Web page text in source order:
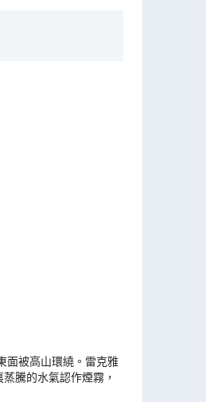
面被高山環繞。雷克雅
騰的水氣認作煙霧，